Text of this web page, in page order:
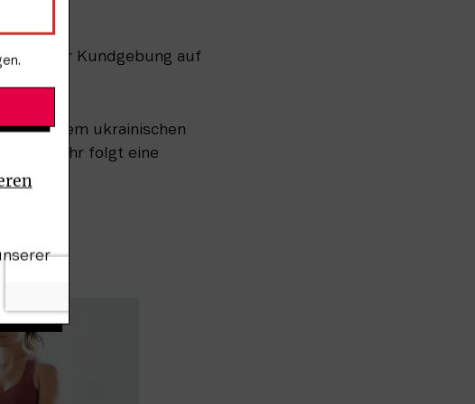
zur Kundgebung auf
mit dem ukrainischen
um 17 Uhr folgt eine
Wir senden keinen Spam! Erfahre mehr in unserer